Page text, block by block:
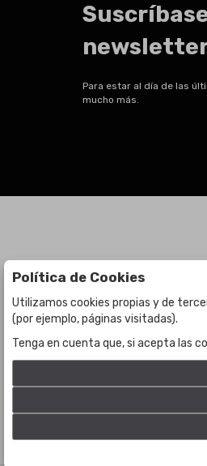
Para estar al día de las
mucho más.
Subastas
Subasta en curso
Subastas anteriores
Política de Cookies
Utilizamos cookies propias y de
(por ejemplo, páginas visitadas).
Tenga en cuenta que, si acepta las